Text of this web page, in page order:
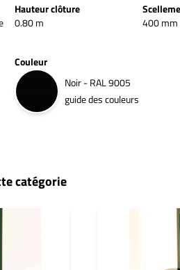
Hauteur clôture
0.80 m
400 mm
Couleur
Noir - RAL 9005
guide des couleurs
catégorie